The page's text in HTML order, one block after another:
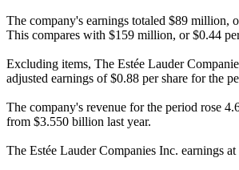
The company's earnings totaled $89 million,
This compares with $159 million, or $0.44
Excluding items, The Estée Lauder
adjusted earnings of $0.88 per share for the
The company's revenue for the period rose
from $3.550 billion last year.
The Estée Lauder Companies Inc. earnings